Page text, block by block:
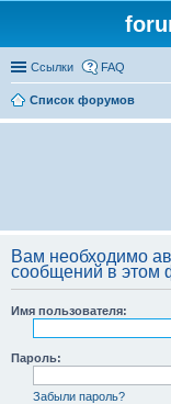
Ссылки FAQ
Список форумов
Вам необходимо
сообщений в этом
Имя пользователя:
Пароль:
Забыли пароль?